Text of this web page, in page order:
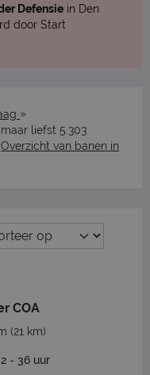
Defensie in Den
door Start
»
liefst 5.303
Overzicht van banen in
COA
(21 km)
- 36 uur